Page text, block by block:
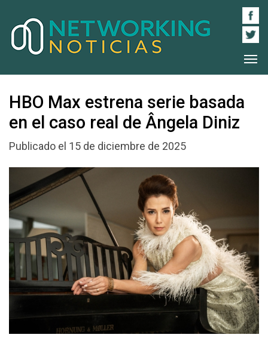
HBO Max estrena serie basada
en el caso real de Ângela Diniz
Publicado el 15 de diciembre de 2025